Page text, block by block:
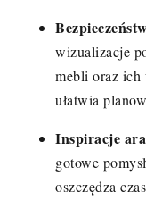
wizualizacje
mebli oraz ich
ułatwia
Inspiracje
gotowe
oszczędza